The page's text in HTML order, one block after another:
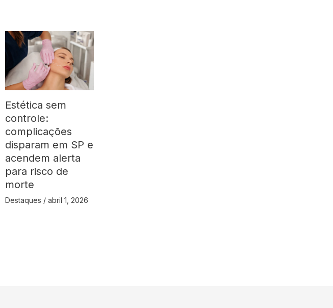
Estética sem
controle:
complicações
disparam em SP e
acendem alerta
para risco de
morte
Destaques /abril 1, 2026